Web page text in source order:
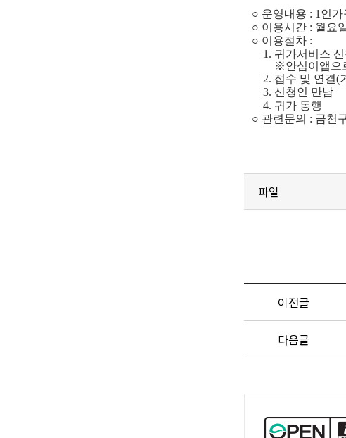
○ 운영내용 : 1인
○ 이용시간 : 월요
○ 이용절차 :
1. 귀가서비스 신
※안심이앱으로
2. 접수 및 연결(
3. 신청인 만남
4. 귀가 동행
○ 관련문의 : 금천
파일
이전글
다음글